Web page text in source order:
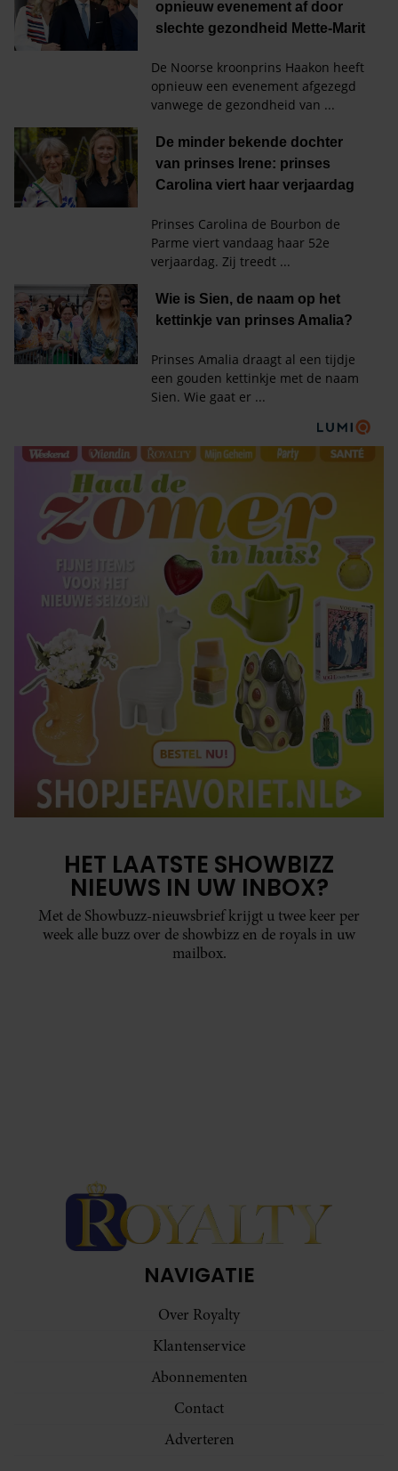
HET LAATSTE SHOWBIZZ
NIEUWS IN UW INBOX?
Met de Showbuzz-nieuwsbrief krijgt u twee keer per
week alle buzz over de showbizz en de royals in uw
mailbox.
NAVIGATIE
Over Royalty
Klantenservice
Abonnementen
Contact
Adverteren